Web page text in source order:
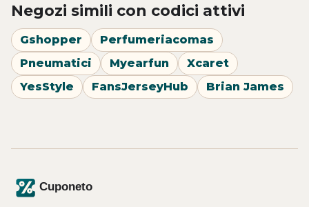
Negozi simili con codici attivi
Gshopper
Perfumeriacomas
Pneumatici
Myearfun
Xcaret
YesStyle
FansJerseyHub Brian James